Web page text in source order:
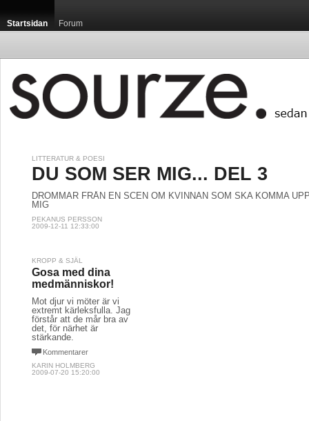
Startsidan Forum
LITTERATUR & POESI
DU SOM SER MIG... DEL 3
DRÖMMAR FRÅN EN SCEN OM KVINNAN SOM SKA KOMMA
MIG
PEKANUS PERSSON
2009-12-11 12:33:00
KROPP & SJÄL
Gosa med dina
medmänniskor!
Mot djur vi möter är vi
extremt kärleksfulla. Jag
förstår att de mår bra av
det, för närhet är
stärkande.
Kommentarer
KARIN HOLMBERG
2009-07-20 15:20:00